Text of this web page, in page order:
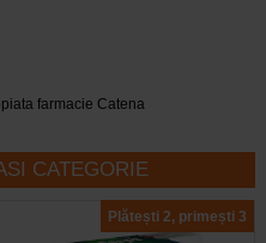
farmacie Catena
CATEGORIE
Plătești 2, primești 3